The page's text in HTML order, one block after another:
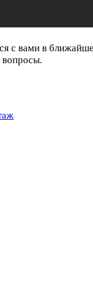
с вами в
вопросы.